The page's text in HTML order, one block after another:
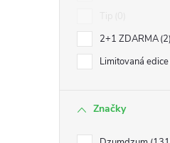
2+1 ZDARMA 2
Limitovaná edice
Značky